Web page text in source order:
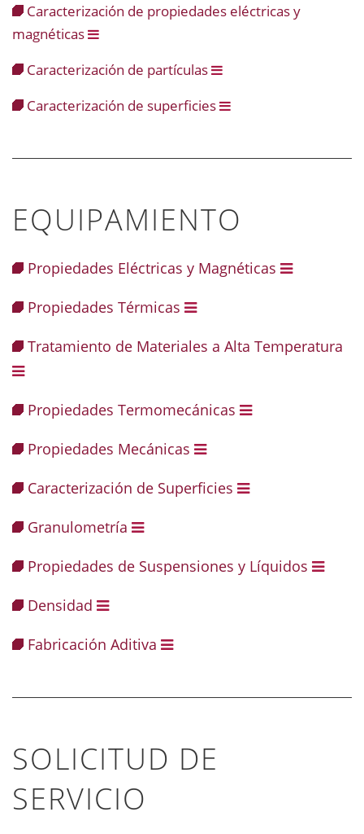
Caracterización de propiedades eléctricas y
magnéticas
Caracterización de partículas
Caracterización de superficies
EQUIPAMIENTO
Propiedades Eléctricas y Magnéticas
Propiedades Térmicas
Tratamiento de Materiales a Alta Temperatura
Propiedades Termomecánicas
Propiedades Mecánicas
Caracterización de Superficies
Granulometría
Propiedades de Suspensiones y Líquidos
Densidad
Fabricación Aditiva
SOLICITUD DE
SERVICIO